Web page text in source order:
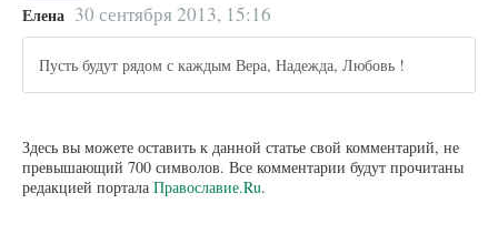
Елена 30 сентября 2013, 15:16
Пусть будут рядом с каждым Вера, Надежда, Любовь !
Здесь вы можете оставить к данной статье свой комментарий, не
превышающий 700 символов. Все комментарии будут прочитаны
редакцией портала Православие.Ru.